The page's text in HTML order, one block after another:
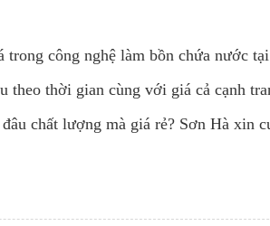
trong công nghệ làm bồn chứa nước
theo thời gian cùng với giá cả cạnh
chất lượng mà giá rẻ? Sơn Hà xin